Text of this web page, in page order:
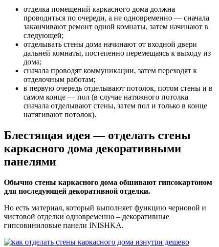
отделка помещений каркасного дома должна
проводиться по очереди, а не одновременно — сначала
заканчивают ремонт одной комнаты, затем начинают в
следующей;
отделывать стены дома начинают от входной двери
дальней комнаты, постепенно перемещаясь к выходу из
дома;
сначала проводят коммуникации, затем переходят к
отделочным работам;
в первую очередь отделывают потолок, потом стены и в
самом конце — пол (в случае натяжного потолка
сначала отделывают стены, затем пол и только в конце
натягивают потолок).
Блестящая идея — отделать стены
каркасного дома декоративными
панелями
Обычно стены каркасного дома обшивают гипсокартоном
для последующей декоративной отделки.
Но есть материал, который выполняет функцию черновой и
чистовой отделки одновременно – декоративные
гипсовиниловые панели INISHKA.